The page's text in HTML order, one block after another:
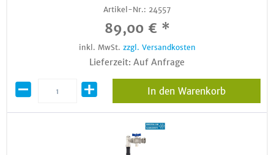
Artikel-Nr.: 24557
89,00 € *
inkl. MwSt. zzgl. Versandkosten
Lieferzeit: Auf Anfrage
In den Warenkorb